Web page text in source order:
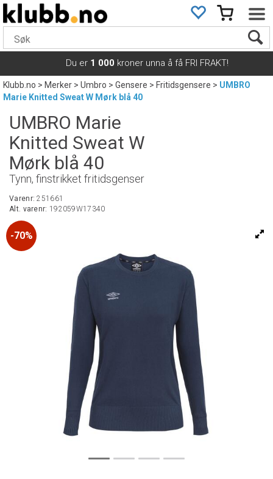
Du er 1 000 kroner unna å få FRI FRAKT!
Klubb.no>Merker>Umbro>Gensere>Fritidsgensere>UMBRO
Marie Knitted Sweat W Mørk blå 40
UMBRO Marie
Knitted Sweat W
Mørk blå 40
Tynn, finstrikket fritidsgenser
Varenr:251661
Alt. varenr: 192059W17340
70%